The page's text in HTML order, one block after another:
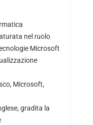
nel ruolo
Microsoft
Microsoft,
gradita la